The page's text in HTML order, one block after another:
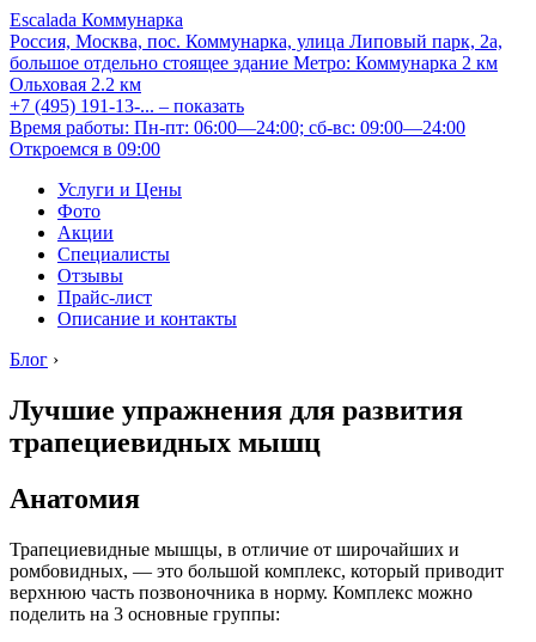
Escalada Коммунарка
Россия, Москва, пос. Коммунарка, улица Липовый парк, 2а,
большое отдельно стоящее здание Метро: Коммунарка 2 км
Ольховая 2.2 км
+7 (495) 191-13-... – показать
Время работы: Пн-пт: 06:00—24:00; сб-вс: 09:00—24:00
Откроемся в 09:00
Услуги и Цены
Фото
Акции
Специалисты
Отзывы
Прайс-лист
Описание и контакты
Блог ›
Лучшие упражнения для развития
трапециевидных мышц
Анатомия
Трапециевидные мышцы, в отличие от широчайших и
ромбовидных, — это большой комплекс, который приводит
верхнюю часть позвоночника в норму. Комплекс можно
поделить на 3 основные группы: